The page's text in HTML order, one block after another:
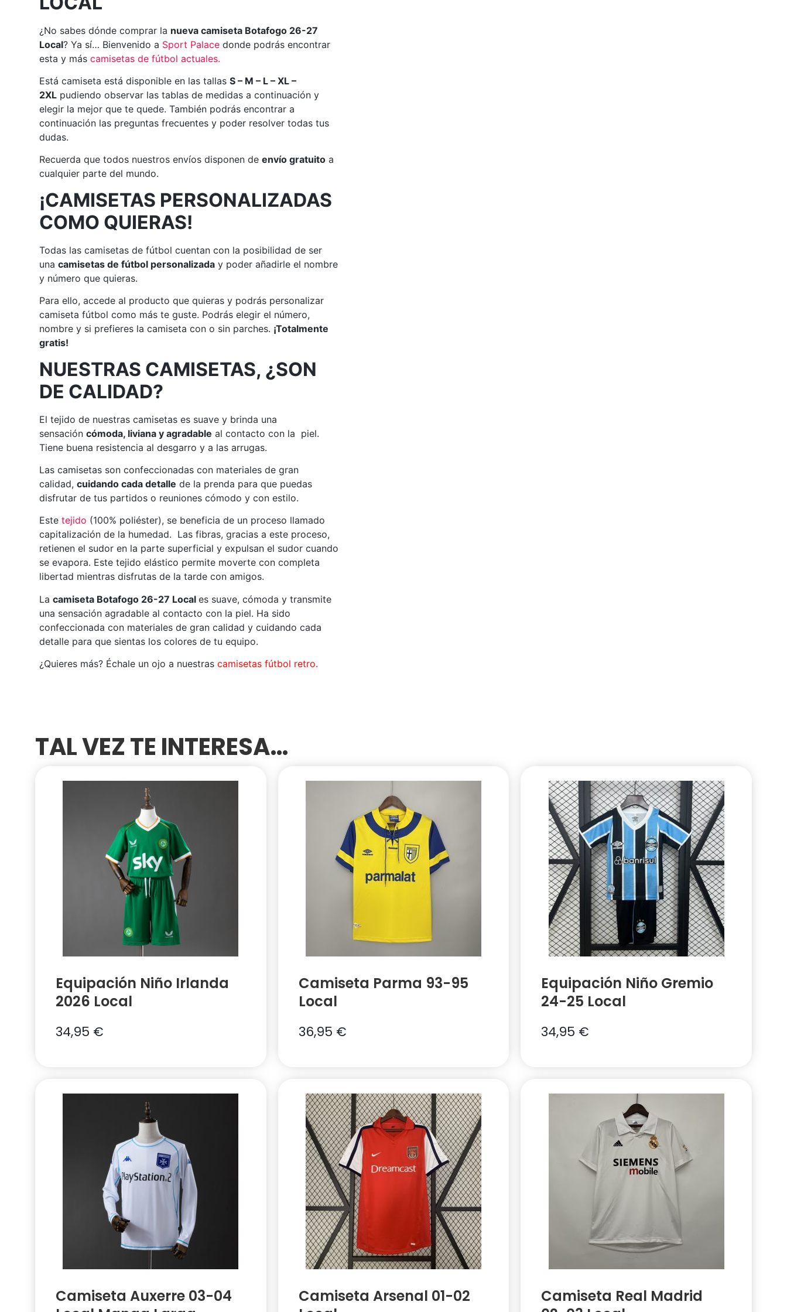
¿No sabes dónde comprar la nueva camiseta Botafogo 26-27
Local? Ya sí… Bienvenido a Sport Palace donde podrás encontrar
esta y máscamisetas de fútbol actuales.
Está camiseta está disponible en las tallasS – M – L – XL –
2XL pudiendo observar las tablas de medidas a continuación y
elegir la mejor que te quede. También podrás encontrar a
continuación las preguntas frecuentes y poder resolver todas tus
dudas.
Recuerda que todos nuestros envíos disponen deenvío gratuito a
cualquier parte del mundo.
¡CAMISETAS PERSONALIZADAS
COMO QUIERAS!
Todas las camisetas de fútbol cuentan con la posibilidad de ser
unacamisetas de fútbol personalizada y poder añadirle el nombre
y número que quieras.
Para ello, accede al producto que quieras y podrás personalizar
camiseta fútbol como más te guste. Podrás elegir el número,
nombre y si prefieres la camiseta con o sin parches. ¡Totalmente
gratis!
NUESTRAS CAMISETAS, ¿SON
DE CALIDAD?
El tejido de nuestras camisetas es suave y brinda una
sensacióncómoda, liviana y agradable al contacto con la piel.
Tiene buena resistencia al desgarro y a las arrugas.
Las camisetas son confeccionadas con materiales de gran
calidad,cuidando cada detalle de la prenda para que puedas
disfrutar de tus partidos o reuniones cómodo y con estilo.
Estetejido (100% poliéster), se beneficia de un proceso llamado
capitalización de la humedad. Las fibras, gracias a este proceso,
retienen el sudor en la parte superficial y expulsan el sudor cuando
se evapora. Este tejido elástico permite moverte con completa
libertad mientras disfrutas de la tarde con amigos.
Lacamiseta Botafogo 26-27 Local es suave, cómoda y transmite
una sensación agradable al contacto con la piel. Ha sido
confeccionada con materiales de gran calidad y cuidando cada
detalle para que sientas los colores de tu equipo.
¿Quieres más? Échale un ojo a nuestrascamisetas fútbol retro.
TAL VEZ TE INTERESA…
Equipación Niño Irlanda
2026 Local
34,95 €
Camiseta Parma 93-95
Local
36,95 €
Equipación Niño Gremio
24-25 Local
34,95 €
Camiseta Auxerre 03-04
Camiseta Arsenal 01-02
Camiseta Real Madrid